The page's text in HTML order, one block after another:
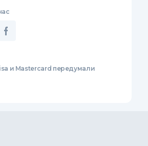
и Mastercard передумали